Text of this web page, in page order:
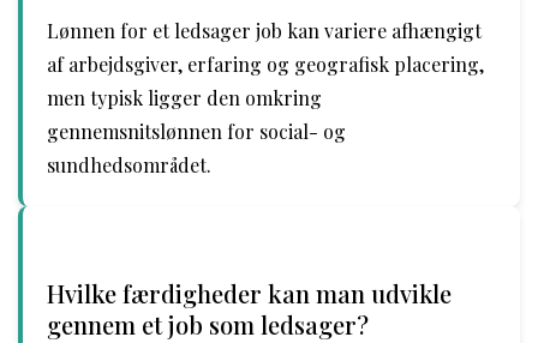
Lønnen for et ledsager job kan variere afhængigt
af arbejdsgiver, erfaring og geografisk placering,
men typisk ligger den omkring
gennemsnitslønnen for social- og
sundhedsområdet.
Hvilke færdigheder kan man udvikle
gennem et job som ledsager?